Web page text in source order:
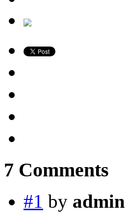
7 Comments
#1 by admin